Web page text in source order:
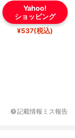
Yahoo!
ショッピング
¥537(税込)
記載情報ミス報告